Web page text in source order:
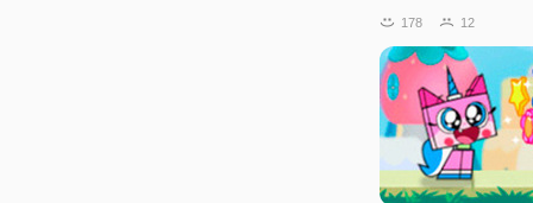
побега из тюрьмы и не
"Стикмен Лучник 2" мы
нарисованных
178 12